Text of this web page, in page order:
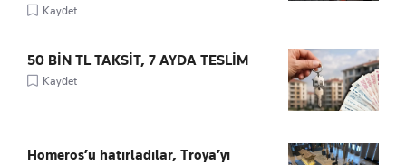
Kaydet
50 BİN TL TAKSİT, 7 AYDA TESLİM
Kaydet
Homeros’u hatırladılar, Troya’yı